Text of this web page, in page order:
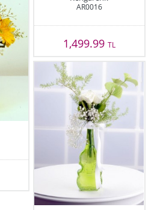
AR0016
1,499.99 TL